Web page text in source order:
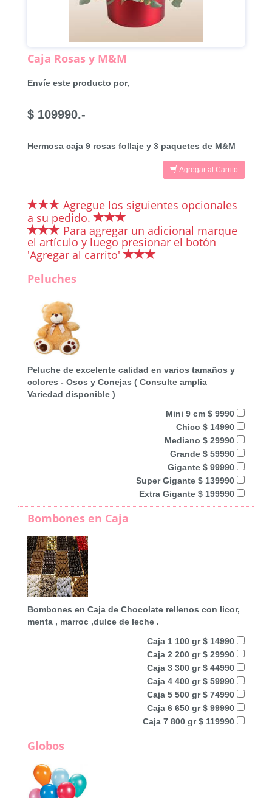
Caja Rosas y M&M
Envíe este producto por,
$ 109990.-
Hermosa caja 9 rosas follaje y 3 paquetes de M&M
Agregar al Carrito
Agregue los siguientes opcionales
a su pedido.
Para agregar un adicional marque
el artículo y luego presionar el botón
'Agregar al carrito'
Peluches
Peluche de excelente calidad en varios tamaños y
colores - Osos y Conejas ( Consulte amplia
Variedad disponible )
Mini 9 cm $ 9990
Chico $ 14990
Mediano $ 29990
Grande $ 59990
Gigante $ 99990
Super Gigante $ 139990
Extra Gigante $ 199990
Bombones en Caja
Bombones en Caja de Chocolate rellenos con licor,
menta , marroc ,dulce de leche .
Caja 1 100 gr $ 14990
Caja 2 200 gr $ 29990
Caja 3 300 gr $ 44990
Caja 4 400 gr $ 59990
Caja 5 500 gr $ 74990
Caja 6 650 gr $ 99990
Caja 7 800 gr $ 119990
Globos